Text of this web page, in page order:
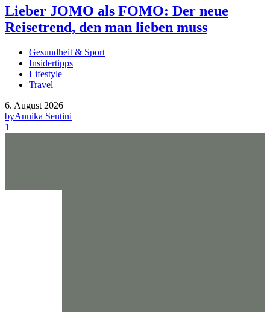
Lieber JOMO als FOMO: Der neue
Reisetrend, den man lieben muss
Gesundheit & Sport
Insidertipps
Lifestyle
Travel
6. August 2026
byAnnika Sentini
1